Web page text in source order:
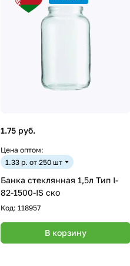
1.75 руб.
Цена оптом:
1.33 р. от 250 шт
Банка стеклянная 1,5л Тип I-
82-1500-IS ско
Код: 118957
В корзину